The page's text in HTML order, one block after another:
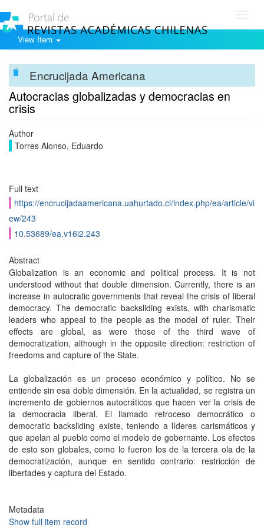
View Item
Encrucijada Americana
Autocracias globalizadas y democracias en
crisis
Author
Torres Alonso, Eduardo
Full text
https://encrucijadaamericana.uahurtado.cl/index.php/ea/article/vi
ew/243
10.53689/ea.v16i2.243
Abstract
Globalization is an economic and political process. It is not
understood without that double dimension. Currently, there is an
increase in autocratic governments that reveal the crisis of liberal
democracy. The democratic backsliding exists, with charismatic
leaders who appeal to the people as the model of ruler. Their
effects are global, as were those of the third wave of
democratization, although in the opposite direction: restriction of
freedoms and capture of the State.
La globalización es un proceso económico y político. No se
entiende sin esa doble dimensión. En la actualidad, se registra un
incremento de gobiernos autocráticos que hacen ver la crisis de
la democracia liberal. El llamado retroceso democrático o
democratic backsliding existe, teniendo a líderes carismáticos y
que apelan al pueblo como el modelo de gobernante. Los efectos
de esto son globales, como lo fueron los de la tercera ola de la
democratización, aunque en sentido contrario: restricción de
libertades y captura del Estado.
Metadata
Show full item record